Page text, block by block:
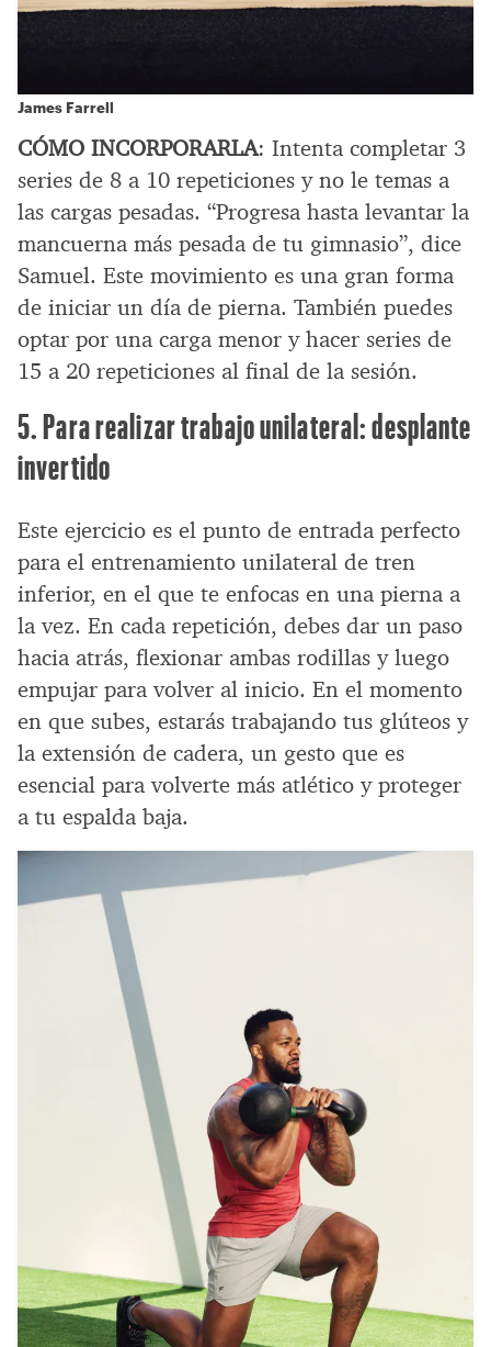
James Farrell
CÓMO INCORPORARLA: Intenta completar 3
series de 8 a 10 repeticiones y no le temas a
las cargas pesadas. “Progresa hasta levantar la
mancuerna más pesada de tu gimnasio”, dice
Samuel. Este movimiento es una gran forma
de iniciar un día de pierna. También puedes
optar por una carga menor y hacer series de
15 a 20 repeticiones al final de la sesión.
5. Para realizar trabajo unilateral: desplante
invertido
Este ejercicio es el punto de entrada perfecto
para el entrenamiento unilateral de tren
inferior, en el que te enfocas en una pierna a
la vez. En cada repetición, debes dar un paso
hacia atrás, flexionar ambas rodillas y luego
empujar para volver al inicio. En el momento
en que subes, estarás trabajando tus glúteos y
la extensión de cadera, un gesto que es
esencial para volverte más atlético y proteger
a tu espalda baja.